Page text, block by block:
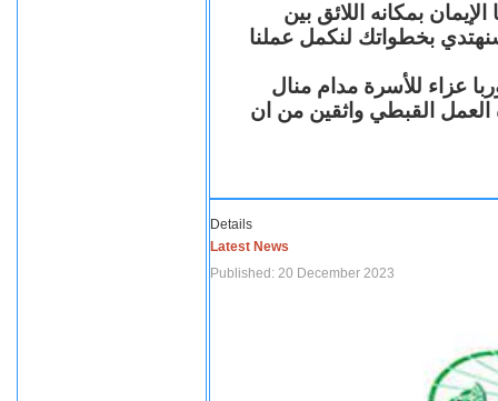
بمكانه اللائق بين
بخطواتك لنكمل عملنا
عزاء للأسرة مدام منال
العمل القبطي واثقين من ان
Details
Latest News
Published: 20 December 2023